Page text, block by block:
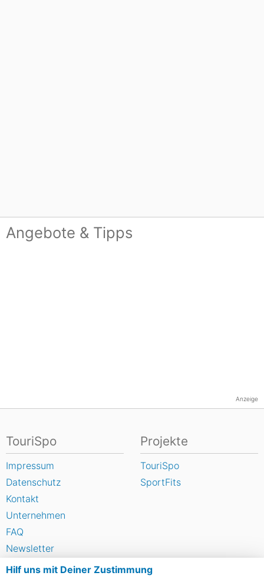
Angebote & Tipps
Anzeige
Hilf uns mit Deiner Zustimmung
TouriSpo
Impressum
Datenschutz
Kontakt
Unternehmen
FAQ
Newsletter
Widget
Projekte
TouriSpo
SportFits